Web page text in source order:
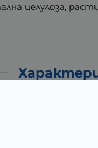
целулоза,